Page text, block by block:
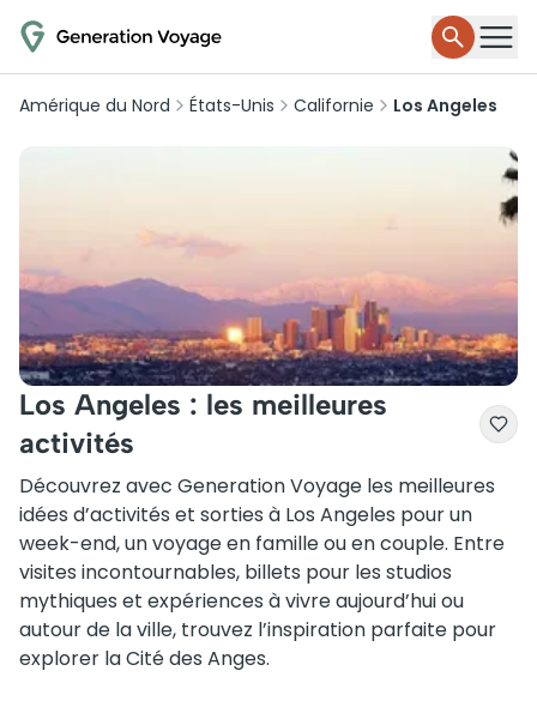
Amérique du Nord États-Unis Californie Los Angeles
Los Angeles : les meilleures
activités
Découvrez avec Generation Voyage les meilleures
idées d’activités et sorties à Los Angeles pour un
week-end, un voyage en famille ou en couple. Entre
visites incontournables, billets pour les studios
mythiques et expériences à vivre aujourd’hui ou
autour de la ville, trouvez l’inspiration parfaite pour
explorer la Cité des Anges.